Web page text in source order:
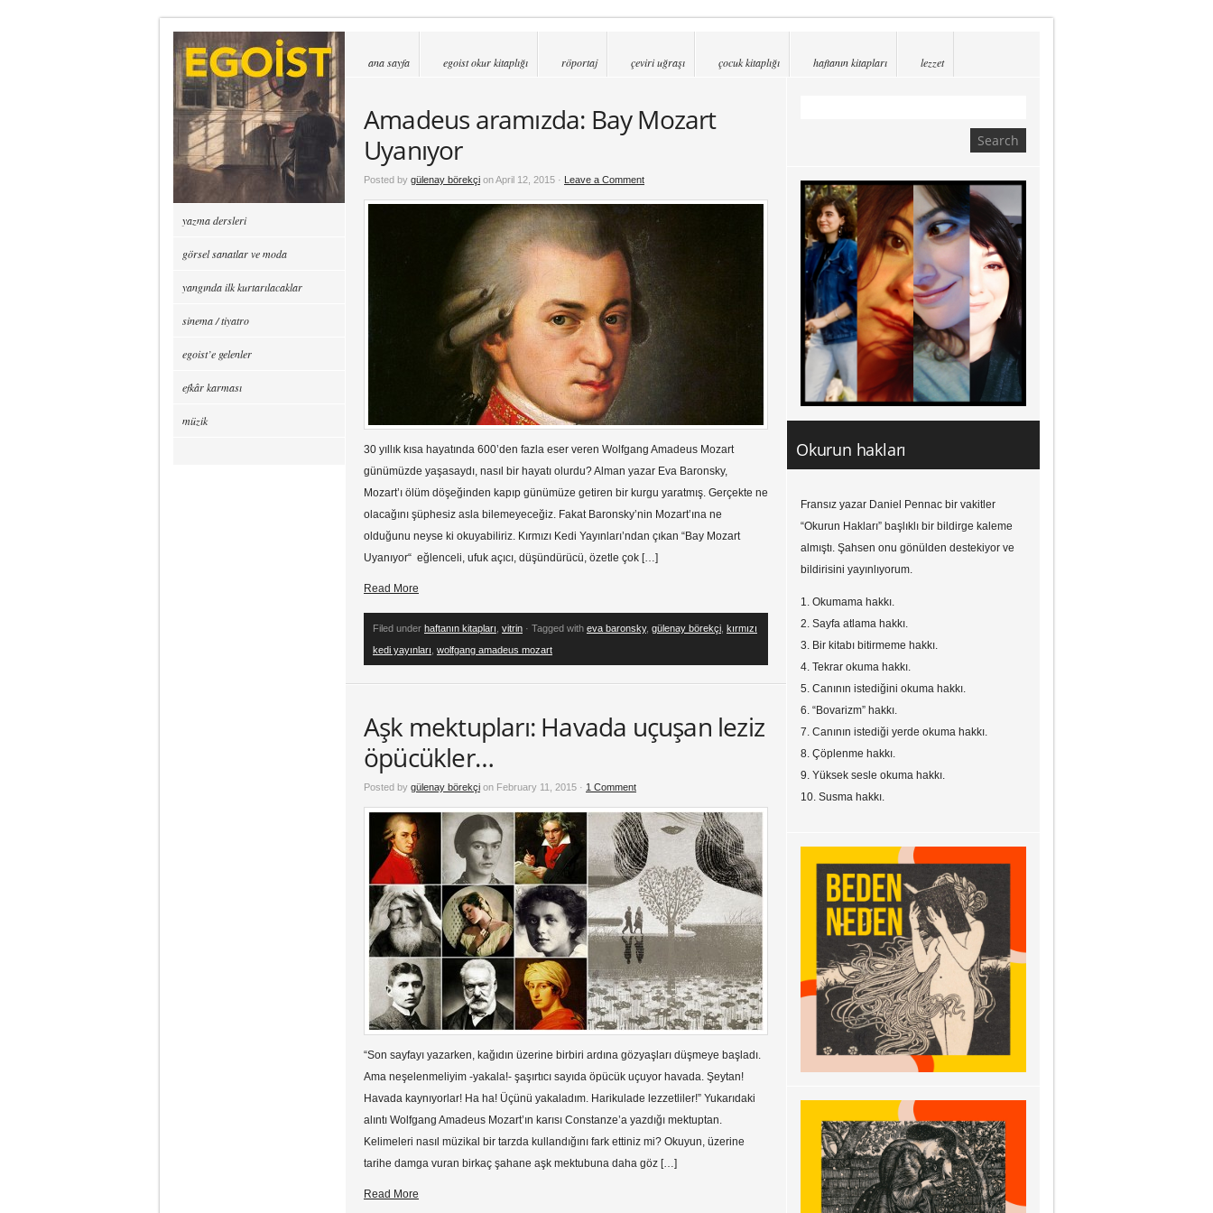
ana sayfa egoist okur kitaplığı röportaj çeviri uğraşı çocuk kitaplığı haftanın kitapları lezzet
Amadeus aramızda: Bay Mozart
Uyanıyor
Posted by gülenay börekçi on April 12, 2015 · Leave a Comment
30 yıllık kısa hayatında 600’den fazla eser veren Wolfgang Amadeus Mozart
günümüzde yaşasaydı, nasıl bir hayatı olurdu? Alman yazar Eva Baronsky,
Mozart’ı ölüm döşeğinden kapıp günümüze getiren bir kurgu yaratmış. Gerçekte ne
olacağını şüphesiz asla bilemeyeceğiz. Fakat Baronsky’nin Mozart’ına ne
olduğunu neyse ki okuyabiliriz. Kırmızı Kedi Yayınları’ndan çıkan “Bay Mozart
Uyanıyor“ eğlenceli, ufuk açıcı, düşündürücü, özetle çok […]
Read More
Filed under haftanın kitapları vitrin · Tagged with eva baronsky, gülenay börekçi kırmızı
kedi yayınları wolfgang amadeus mozart
Aşk mektupları: Havada uçuşan leziz
öpücükler…
Posted by gülenay börekçi on February 11, 2015 · 1 Comment
“Son sayfayı yazarken, kağıdın üzerine birbiri ardına gözyaşları düşmeye başladı.
Ama neşelenmeliyim -yakala!- şaşırtıcı sayıda öpücük uçuyor havada. Şeytan!
Havada kaynıyorlar! Ha ha! Üçünü yakaladım. Harikulade lezzetliler!” Yukarıdaki
alıntı Wolfgang Amadeus Mozart’ın karısı Constanze’a yazdığı mektuptan.
Kelimeleri nasıl müzikal bir tarzda kullandığını fark ettiniz mi? Okuyun, üzerine
tarihe damga vuran birkaç şahane aşk mektubuna daha göz […]
Read More
Okurun hakları
Fransız yazar Daniel Pennac bir vakitler
“Okurun Hakları” başlıklı bir bildirge kaleme
almıştı. Şahsen onu gönülden destekiyor ve
bildirisini yayınlıyorum.
1. Okumama hakkı.
2. Sayfa atlama hakkı.
3. Bir kitabı bitirmeme hakkı.
4. Tekrar okuma hakkı.
5. Canının istediğini okuma hakkı.
6. “Bovarizm” hakkı.
7. Canının istediği yerde okuma hakkı.
8. Çöplenme hakkı.
9. Yüksek sesle okuma hakkı.
10. Susma hakkı.
yazma dersleri
görsel sanatlar ve moda
yangında ilk kurtarılacaklar
sinema / tiyatro
egoist’e gelenler
efkâr karması
müzik